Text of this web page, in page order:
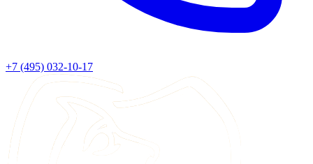
+7 (495) 032-10-17